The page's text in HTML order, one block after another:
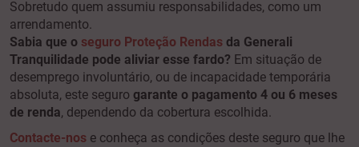
Sobretudo quem assumiu responsabilidades, como um
arrendamento.
Sabia que o seguro Proteção Rendas da Generali
Tranquilidade pode aliviar esse fardo? Em situação de
desemprego involuntário, ou de incapacidade temporária
absoluta, este seguro garante o pagamento 4 ou 6 meses
de renda, dependendo da cobertura escolhida.
Contacte-nos e conheça as condições deste seguro que lhe